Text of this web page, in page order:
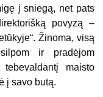
į sniegą, net pats
povyzą –
Žinoma, visą
ir pradėjom
maisto
į savo butą.